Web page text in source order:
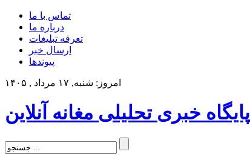
تماس با ما
درباره ما
تعرفه تبلیغات
ارسال خبر
پیوندها
امروز: شنبه, ۱۷ مرداد , ۱۴۰۵
پایگاه خبری تحلیلی مغانه آنلاین